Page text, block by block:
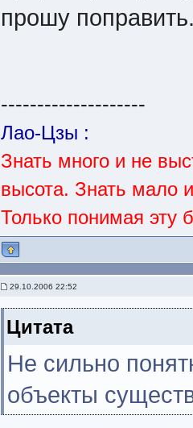
прошу
--------------------
Лао-Цзы :
Знать много и не
высота. Знать мало
Только понимая эту
29.10.2006 22:52
Цитата
Не сильно
объекты